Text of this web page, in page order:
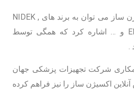
از جمله برند های اکسیژن ساز می توان به برند های NIDEK ,
EMG , Inogen , Yuwell و … اشاره کرد که همگی توسط
.
شرکت تجهیزات پزشکی جهان
اکسیژن ساز را نیز فراهم کرده